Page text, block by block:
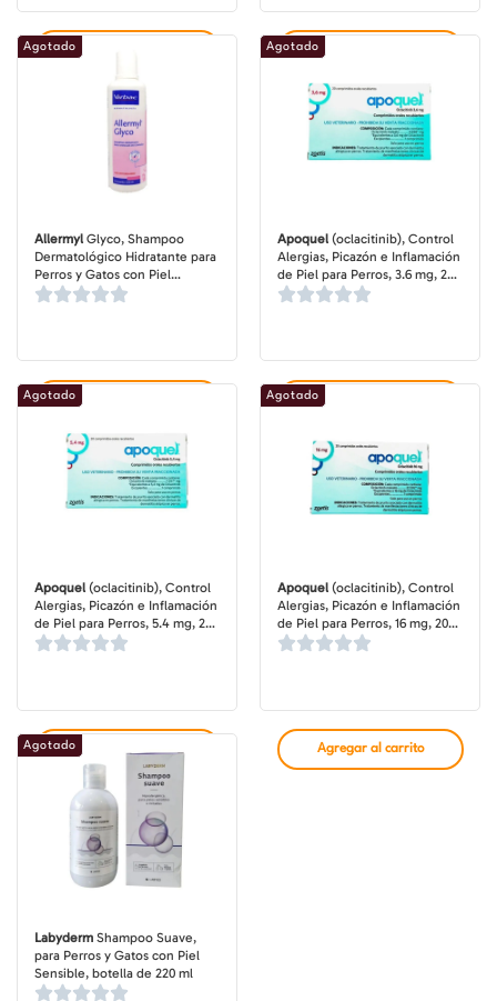
Agregar al carrito Agregar al carrito
Allermyl Glyco, Shampoo
Dermatológico Hidratante para
Perros y Gatos con Piel
Sensible y Alérgica, Botella de
Agotado
Agregar al carrito
Apoquel (oclacitinib), Control
Alergias, Picazón e Inflamación
de Piel para Perros, 3.6 mg, 20
comprimidos
Agotado
Agregar al carrito
Apoquel (oclacitinib), Control
Alergias, Picazón e Inflamación
de Piel para Perros, 5.4 mg, 20
comprimidos
Agotado
Agregar al carrito
Apoquel (oclacitinib), Control
Alergias, Picazón e Inflamación
de Piel para Perros, 16 mg, 20
comprimidos
Agotado
Agregar al carrito
Labyderm Shampoo Suave,
para Perros y Gatos con Piel
Sensible, botella de 220 ml
Agotado